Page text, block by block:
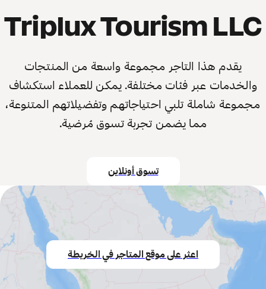
Triplux Tourism LLC
يقدم هذا التاجر مجموعة واسعة من المنتجات
والخدمات عبر فئات مختلفة. يمكن للعملاء استكشاف
مجموعة شاملة تلبي احتياجاتهم وتفضيلاتهم المتنوعة،
مما يضمن تجربة تسوق مُرضية.
تسوق أونلاين
اعثر على موقع المتاجر في الخريطة